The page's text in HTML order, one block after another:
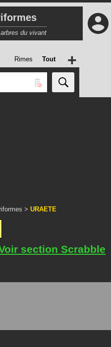
du vivant
Rimes Tout +
> URAETE
section Scrabble